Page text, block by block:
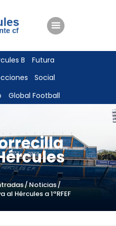
B
Futura
Social
Global Football
Noticias
al Hércules a 1ªRFEF